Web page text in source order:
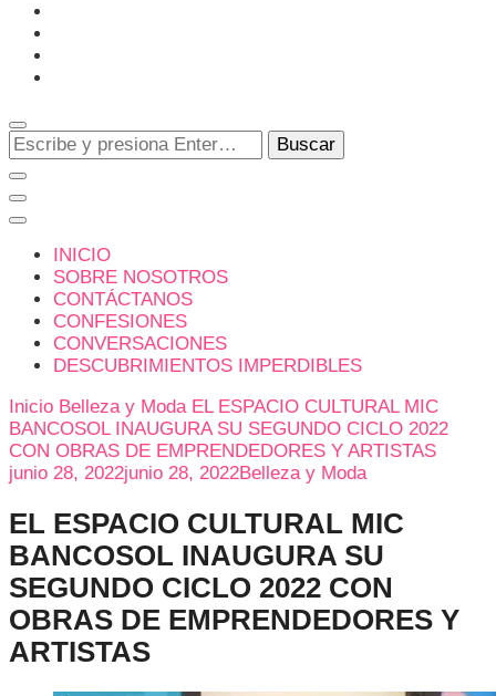
Matiz
Un espacio editorial donde pongo en palabras aquello que
muchos sentimos y pocos sabemos cómo explicar y
donde también compartiré contigo las cosas que me
conmueven, me sorprenden o creo que merecen ser
¿Buscas
algo?
INICIO
SOBRE NOSOTROS
CONTÁCTANOS
CONFESIONES
CONVERSACIONES
DESCUBRIMIENTOS IMPERDIBLES
Inicio Belleza y Moda EL ESPACIO CULTURAL MIC
BANCOSOL INAUGURA SU SEGUNDO CICLO 2022
CON OBRAS DE EMPRENDEDORES Y ARTISTAS
junio 28, 2022junio 28, 2022Belleza y Moda
EL ESPACIO CULTURAL MIC
BANCOSOL INAUGURA SU
SEGUNDO CICLO 2022 CON
OBRAS DE EMPRENDEDORES Y
ARTISTAS